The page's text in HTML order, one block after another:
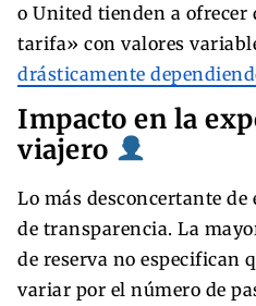
o United tienden a ofrecer
tarifa» con valores
drásticamente
Impacto en la
viajero
Lo más desconcertante
de transparencia. La
de reserva no especifican
variar por el número de